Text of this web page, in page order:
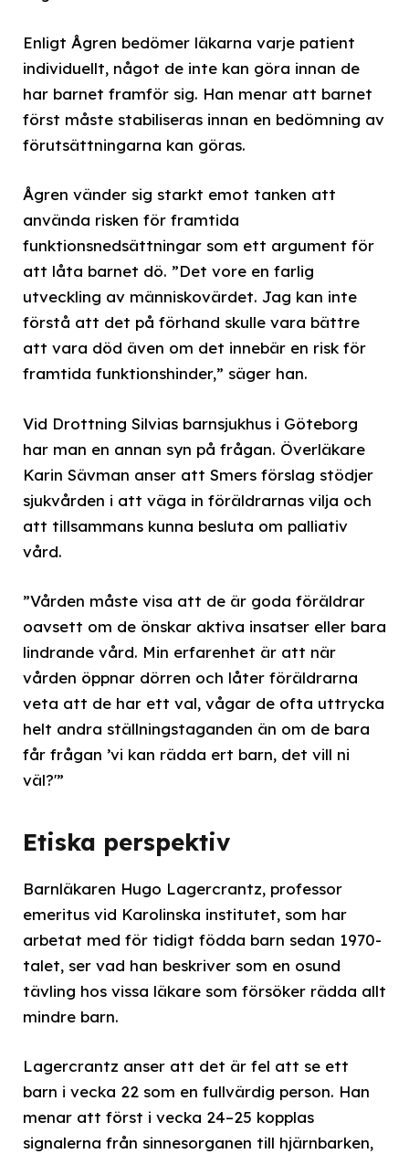
Enligt Ågren bedömer läkarna varje patient
individuellt, något de inte kan göra innan de
har barnet framför sig. Han menar att barnet
först måste stabiliseras innan en bedömning av
förutsättningarna kan göras.
Ågren vänder sig starkt emot tanken att
använda risken för framtida
funktionsnedsättningar som ett argument för
att låta barnet dö. ”Det vore en farlig
utveckling av människovärdet. Jag kan inte
förstå att det på förhand skulle vara bättre
att vara död även om det innebär en risk för
framtida funktionshinder,” säger han.
Vid Drottning Silvias barnsjukhus i Göteborg
har man en annan syn på frågan. Överläkare
Karin Sävman anser att Smers förslag stödjer
sjukvården i att väga in föräldrarnas vilja och
att tillsammans kunna besluta om palliativ
vård.
”Vården måste visa att de är goda föräldrar
oavsett om de önskar aktiva insatser eller bara
lindrande vård. Min erfarenhet är att när
vården öppnar dörren och låter föräldrarna
veta att de har ett val, vågar de ofta uttrycka
helt andra ställningstaganden än om de bara
får frågan ’vi kan rädda ert barn, det vill ni
väl?'”
Etiska perspektiv
Barnläkaren Hugo Lagercrantz, professor
emeritus vid Karolinska institutet, som har
arbetat med för tidigt födda barn sedan 1970-
talet, ser vad han beskriver som en osund
tävling hos vissa läkare som försöker rädda allt
mindre barn.
Lagercrantz anser att det är fel att se ett
barn i vecka 22 som en fullvärdig person. Han
menar att först i vecka 24–25 kopplas
signalerna från sinnesorganen till hjärnbarken,